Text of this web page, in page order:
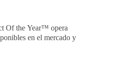
Of the Year™ opera
en el mercado y